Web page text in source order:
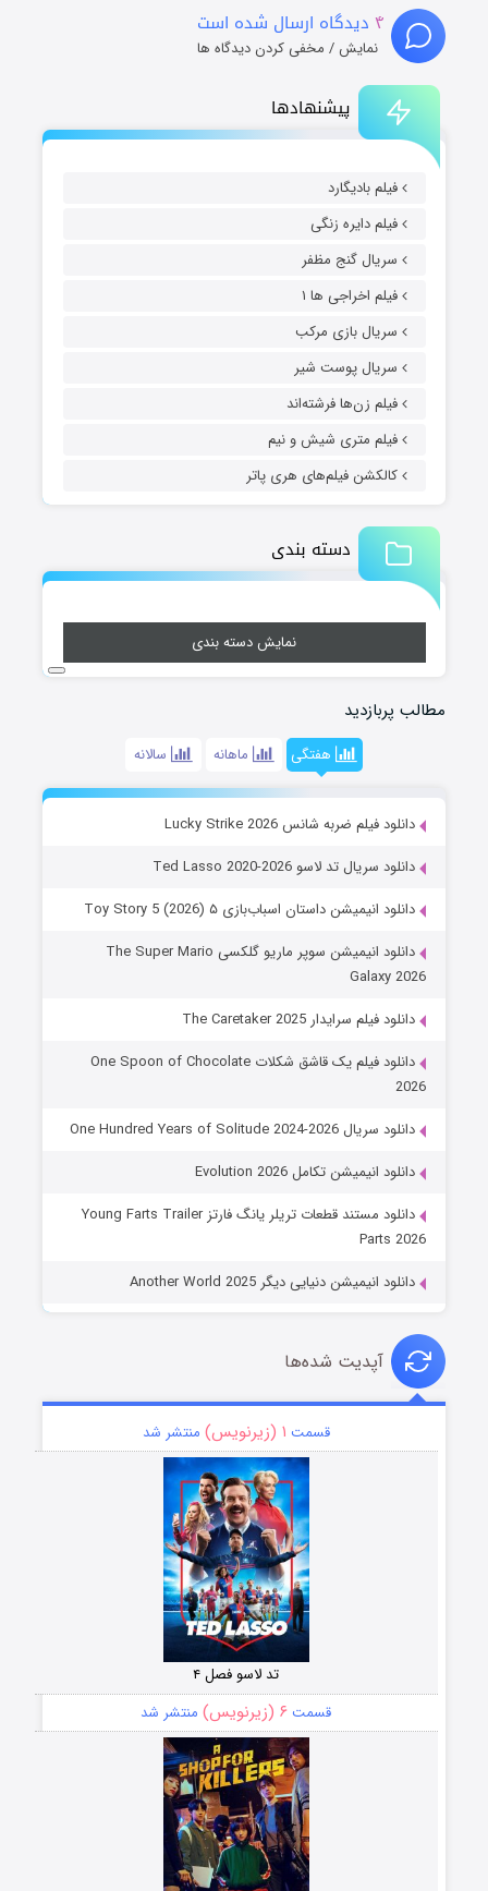
پیشنهادها
فیلم بادیگارد
فیلم دایره زنگی
سریال گنج مظفر
فیلم اخراجی ها ۱
سریال بازی مرکب
سریال پوست شیر
فیلم زن‌ها فرشته‌اند
فیلم متری شیش و نیم
کالکشن فیلم‌های هری پاتر
دسته بندی
نمایش دسته بندی
مطالب پربازدید
هفتگی ماهانه سالانه
دانلود فیلم ضربه شانس Lucky Strike 2026
دانلود سریال تد لاسو Ted Lasso 2020-2026
دانلود انیمیشن داستان اسباب‌بازی ۵ Toy Story 5 (2026)
دانلود انیمیشن سوپر ماریو گلکسی The Super Mario
Galaxy 2026
دانلود فیلم سرایدار The Caretaker 2025
دانلود فیلم یک قاشق شکلات One Spoon of Chocolate
2026
دانلود سریال One Hundred Years of Solitude 2024-2026
دانلود انیمیشن تکامل Evolution 2026
دانلود مستند قطعات تریلر یانگ فارتز Young Farts Trailer
Parts 2026
دانلود انیمیشن دنیایی دیگر Another World 2025
۴ دیدگاه ارسال شده است
نمایش / مخفی کردن دیدگاه ها
آپدیت شده‌ها
قسمت ۱ (زیرنویس) منتشر شد
تد لاسو فصل ۴
قسمت ۶ (زیرنویس) منتشر شد